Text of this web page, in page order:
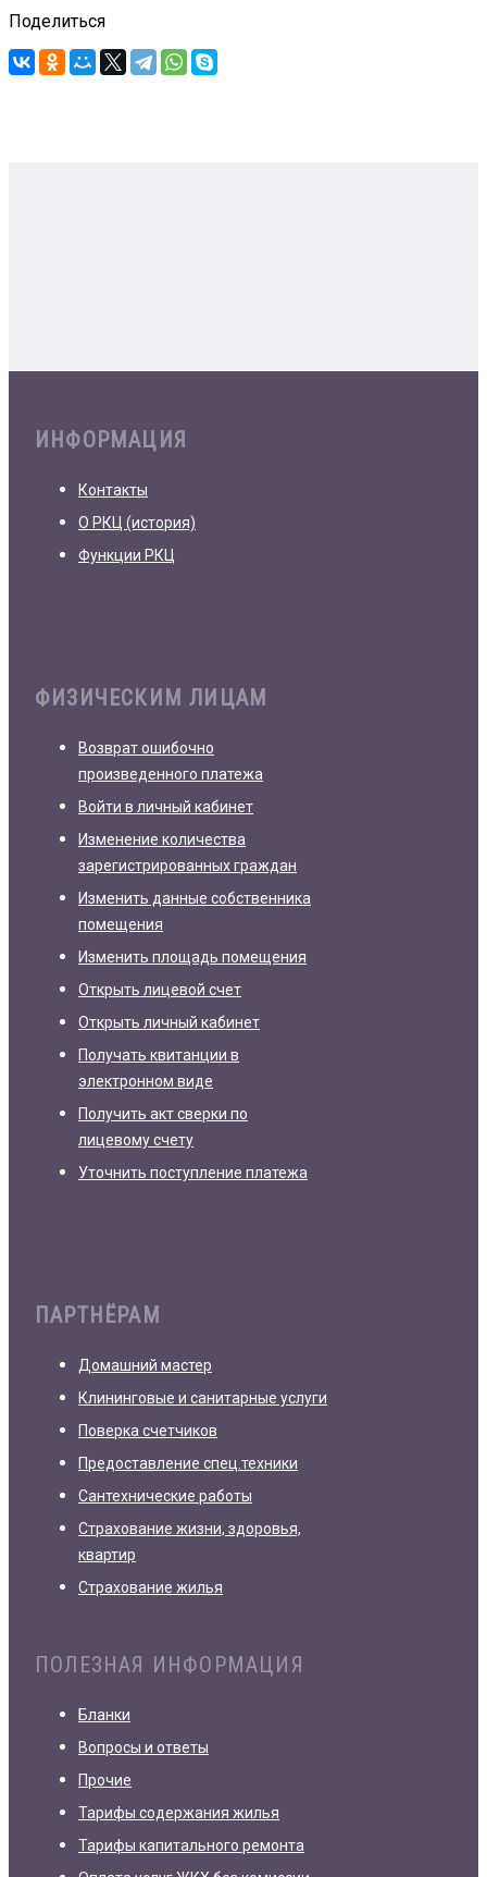
Поделиться
ИНФОРМАЦИЯ
Контакты
О РКЦ (история)
Функции РКЦ
ФИЗИЧЕСКИМ ЛИЦАМ
Возврат ошибочно
произведенного платежа
Войти в личный кабинет
Изменение количества
зарегистрированных граждан
Изменить данные собственника
помещения
Изменить площадь помещения
Открыть лицевой счет
Открыть личный кабинет
Получать квитанции в
электронном виде
Получить акт сверки по
лицевому счету
Уточнить поступление платежа
ПАРТНЁРАМ
Домашний мастер
Клининговые и санитарные услуги
Поверка счетчиков
Предоставление спец.техники
Сантехнические работы
Страхование жизни, здоровья,
квартир
Страхование жилья
ПОЛЕЗНАЯ ИНФОРМАЦИЯ
Бланки
Вопросы и ответы
Прочие
Тарифы содержания жилья
Тарифы капитального ремонта